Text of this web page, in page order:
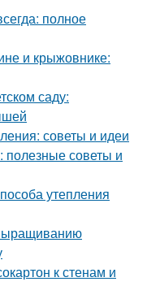
полное
и крыжовнике:
саду:
советы и идеи
полезные советы и
утепления
к стенам и